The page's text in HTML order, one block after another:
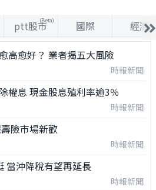
ptt股市(Beta) 國際 經濟
高愈好？ 業者揭五大風險
時報新聞
權息 現金股息殖利率逾3％
時報新聞
險市場新歡
時報新聞
當沖降稅有望再延長
時報新聞